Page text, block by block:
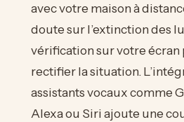
avec votre maison à
doute sur l’extinction des
vérification sur votre écran
rectifier la situation.
assistants vocaux comme
Alexa ou Siri ajoute une